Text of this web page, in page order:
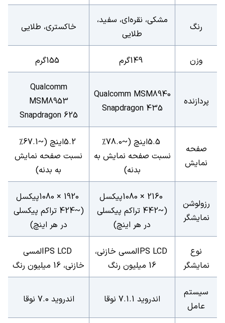
رنگ
مشکی، نقره‌ای، سفید،
طلایی
خاکستری، طلایی
وزن 149گرم 155گرم
پردازنده
Qualcomm MSM8940
Snapdragon 435
Qualcomm
MSM8953
Snapdragon 625
صفحه
نمایش
5.5
اینچ (~78.0%
نسبت صفحه نمایش به
بدنه)
5.2
اینچ (~67.1%
نسبت صفحه نمایش
به بدنه)
رزولوشن
نمایشگر
1080 × 2160پیکسل
(~442 تراکم پیکسلی
در هر اینچ)
1080 × 1920پیکسل
(~424 تراکم پیکسلی
در هر اینچ)
نوع
نمایشگر
IPS LCDلمسی خازنی،
16 میلیون رنگ
IPS LCDلمسی
خازنی، 16 میلیون رنگ
سیستم
عامل
اندروید 7.1.1 نوقا اندروید 7.0 نوقا